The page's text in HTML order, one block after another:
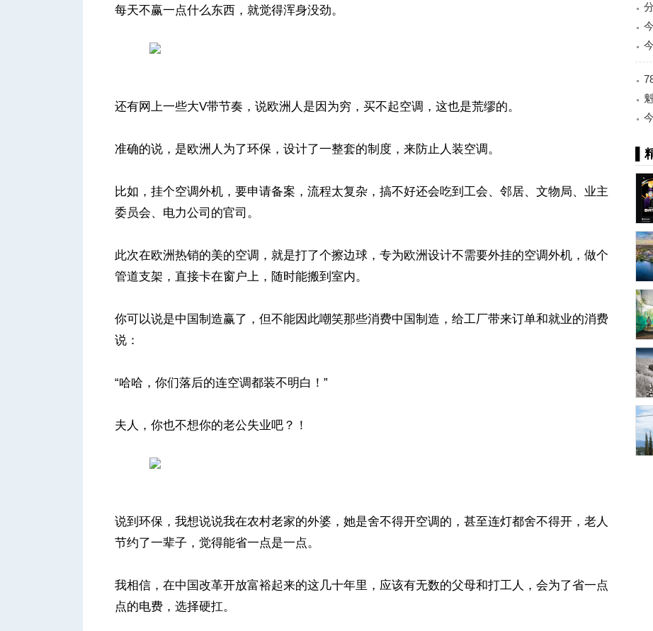
每天不赢一点什么东西，就觉得浑身没劲。
还有网上一些大V带节奏，说欧洲人是因为穷，买不起空调，这也是荒缪的。
准确的说，是欧洲人为了环保，设计了一整套的制度，来防止人装空调。
比如，挂个空调外机，要申请备案，流程太复杂，搞不好还会吃到工会、邻居、文物局、业主
委员会、电力公司的官司。
此次在欧洲热销的美的空调，就是打了个擦边球，专为欧洲设计不需要外挂的空调外机，做个
管道支架，直接卡在窗户上，随时能搬到室内。
你可以说是中国制造赢了，但不能因此嘲笑那些消费中国制造，给工厂带来订单和就业的消费
说：
“哈哈，你们落后的连空调都装不明白！”
夫人，你也不想你的老公失业吧？！
说到环保，我想说说我在农村老家的外婆，她是舍不得开空调的，甚至连灯都舍不得开，老人
节约了一辈子，觉得能省一点是一点。
我相信，在中国改革开放富裕起来的这几十年里，应该有无数的父母和打工人，会为了省一点
点的电费，选择硬扛。
▌